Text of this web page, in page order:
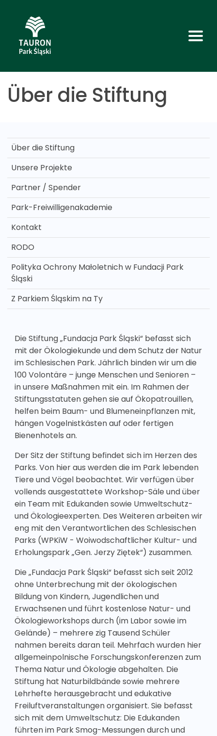
Über die Stiftung
Über die Stiftung
Unsere Projekte
Partner / Spender
Park-Freiwilligenakademie
Kontakt
RODO
Polityka Ochrony Małoletnich w Fundacji Park
Śląski
Z Parkiem Śląskim na Ty
Die Stiftung „Fundacja Park Śląski“ befasst sich
mit der Ökologiekunde und dem Schutz der Natur
im Schlesischen Park. Jährlich binden wir um die
100 Volontäre – junge Menschen und Senioren –
in unsere Maßnahmen mit ein. Im Rahmen der
Stiftungsstatuten gehen sie auf Ökopatrouillen,
helfen beim Baum- und Blumeneinpflanzen mit,
hängen Vogelnistkästen auf oder fertigen
Bienenhotels an.
Der Sitz der Stiftung befindet sich im Herzen des
Parks. Von hier aus werden die im Park lebenden
Tiere und Vögel beobachtet. Wir verfügen über
vollends ausgestattete Workshop-Säle und über
ein Team mit Edukanden sowie Umweltschutz-
und Ökologieexperten. Des Weiteren arbeiten wir
eng mit den Verantwortlichen des Schlesischen
Parks (WPKiW - Woiwodschaftlicher Kultur- und
Erholungspark „Gen. Jerzy Ziętek“) zusammen.
Die „Fundacja Park Śląski“ befasst sich seit 2012
ohne Unterbrechung mit der ökologischen
Bildung von Kindern, Jugendlichen und
Erwachsenen und führt kostenlose Natur- und
Ökologieworkshops durch (im Labor sowie im
Gelände) – mehrere zig Tausend Schüler
nahmen bereits daran teil. Mehrfach wurden hier
allgemeinpolnische Forschungskonferenzen zum
Thema Natur und Ökologie abgehalten. Die
Stiftung hat Naturbildbände sowie mehrere
Lehrhefte herausgebracht und edukative
Freiluftveranstaltungen organisiert. Sie befasst
sich mit dem Umweltschutz: Die Edukanden
führten im Park Smog-Messungen durch und